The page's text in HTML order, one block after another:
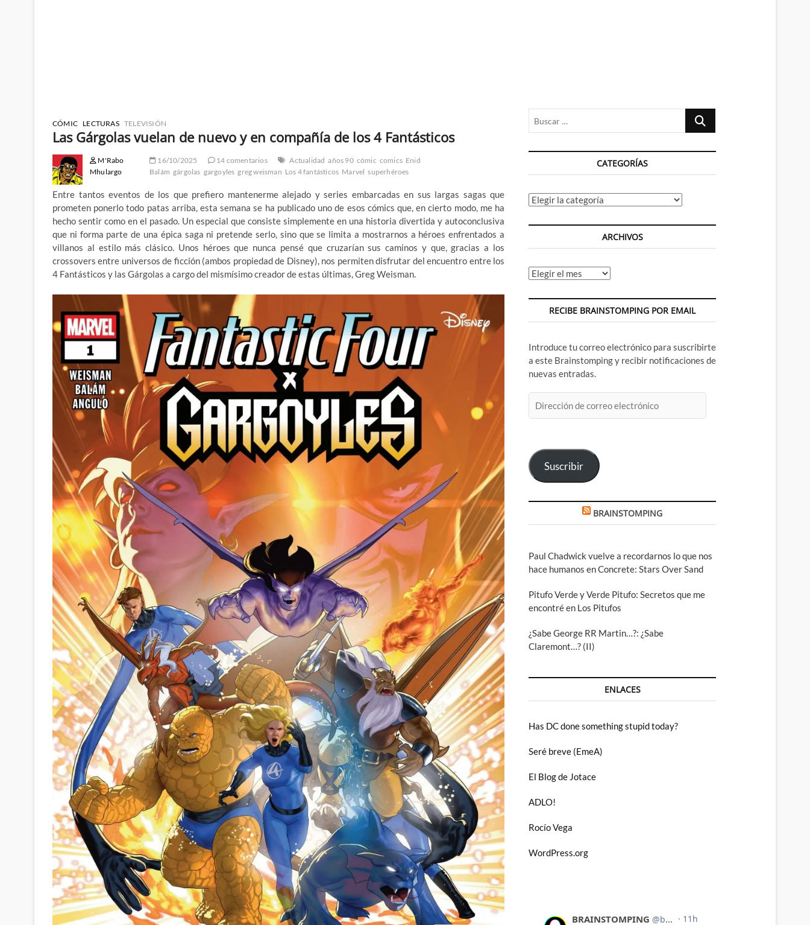
CÓMIC LECTURAS TELEVISIÓN
Las Gárgolas vuelan de nuevo y en compañía de los 4 Fantásticos
M'Rabo
Mhulargo
16/10/2025 14 comentarios Actualidad años 90 cómic comics Enid
Balám gárgolas gargoyles greg weisman Los 4 fantásticos Marvel superhéroes
Entre tantos eventos de los que prefiero mantenerme alejado y series embarcadas en sus largas sagas que
prometen ponerlo todo patas arriba, esta semana se ha publicado uno de esos cómics que, en cierto modo, me ha
hecho sentir como en el pasado. Un especial que consiste simplemente en una historia divertida y autoconclusiva
que ni forma parte de una épica saga ni pretende serlo, sino que se limita a mostrarnos a héroes enfrentados a
villanos al estilo más clásico. Unos héroes que nunca pensé que cruzarían sus caminos y que, gracias a los
crossovers entre universos de ficción (ambos propiedad de Disney), nos permiten disfrutar del encuentro entre los
4 Fantásticos y las Gárgolas a cargo del mismísimo creador de estas últimas, Greg Weisman.
Buscar
CATEGORÍAS
Categorías
ARCHIVOS
Archivos
RECIBE BRAINSTOMPING POR EMAIL
Introduce tu correo electrónico para suscribirte
a este Brainstomping y recibir notificaciones de
nuevas entradas.
de
Suscribir
BRAINSTOMPING
Paul Chadwick vuelve a recordarnos lo que nos
hace humanos en Concrete: Stars Over Sand
Pitufo Verde y Verde Pitufo: Secretos que me
encontré en Los Pitufos
¿Sabe George RR Martin…?: ¿Sabe
Claremont…? (II)
ENLACES
Has DC done something stupid today?
Seré breve (EmeA)
El Blog de Jotace
ADLO!
Rocío Vega
WordPress.org